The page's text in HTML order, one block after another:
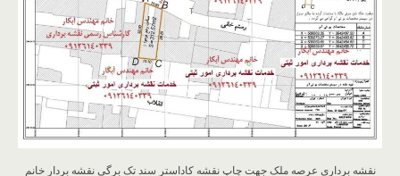
نقشه برداری عرصه ملک جهت چاپ نقشه کاداستر سند تک برگی نقشه بردار خانم